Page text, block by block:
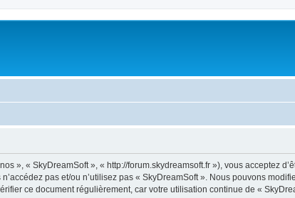
», « SkyDreamSoft », « http://forum.skydreamsoft.fr »), vous acceptez
pas et/ou n’utilisez pas « SkyDreamSoft ». Nous pouvons
ce document régulièrement, car votre utilisation continue de «